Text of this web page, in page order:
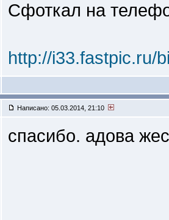
Сфоткал на
http://i33.fastpic.ru/
Написано: 05.03.2014, 21:10
спасибо. адова